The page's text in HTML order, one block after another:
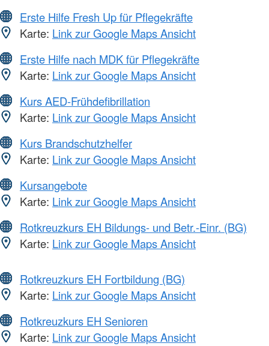
Erste Hilfe Fresh Up für Pflegekräfte
Karte: Link zur Google Maps Ansicht
Erste Hilfe nach MDK für Pflegekräfte
Karte: Link zur Google Maps Ansicht
Kurs AED-Frühdefibrillation
Karte: Link zur Google Maps Ansicht
Kurs Brandschutzhelfer
Karte: Link zur Google Maps Ansicht
Kursangebote
Karte: Link zur Google Maps Ansicht
Rotkreuzkurs EH Bildungs- und Betr.-Einr. (BG)
Karte: Link zur Google Maps Ansicht
Rotkreuzkurs EH Fortbildung (BG)
Karte: Link zur Google Maps Ansicht
Rotkreuzkurs EH Senioren
Karte: Link zur Google Maps Ansicht